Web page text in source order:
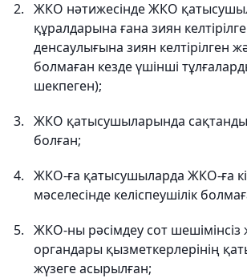
ЖКО нәтижесінде ЖКО
құралдарына ғана зиян
денсаулығына зиян келтірілген
болмаған кезде үшінші
шекпеген);
ЖКО қатысушыларында
болған;
ЖКО-ға қатысушыларда ЖКО-ға
мәселесінде келіспеушілік
ЖКО-ны рәсімдеу сот шешімінсіз
органдары қызметкерлерінің
жүзеге асырылған;